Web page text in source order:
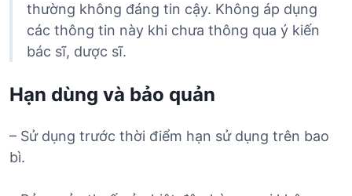
thường không đáng tin cậy. Không áp dụng
các thông tin này khi chưa thông qua ý kiến
bác sĩ, dược sĩ.
Hạn dùng và bảo quản
– Sử dụng trước thời điểm hạn sử dụng trên bao
bì.